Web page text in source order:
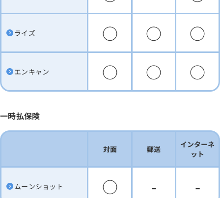
ライズ ○ ○ ○
エンキャン ○ ○ ○
一時払保険
対面 郵送
インターネ
ット
ムーンショット ○ - -